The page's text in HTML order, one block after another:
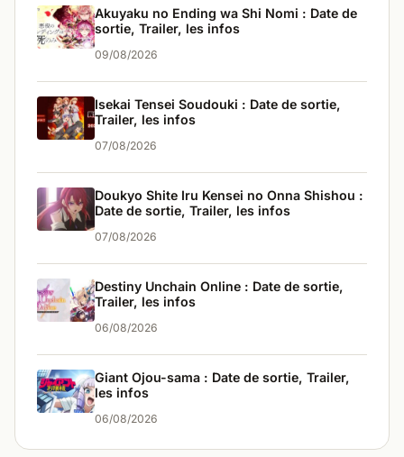
Akuyaku no Ending wa Shi Nomi : Date de
sortie, Trailer, les infos
09/08/2026
Isekai Tensei Soudouki : Date de sortie,
Trailer, les infos
07/08/2026
Doukyo Shite Iru Kensei no Onna Shishou :
Date de sortie, Trailer, les infos
07/08/2026
Destiny Unchain Online : Date de sortie,
Trailer, les infos
06/08/2026
Giant Ojou-sama : Date de sortie, Trailer,
les infos
06/08/2026